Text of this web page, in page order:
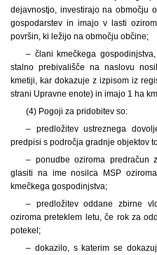
dejavnostjo, investirajo na območju
gospodarstev in imajo v lasti
površin, ki ležijo na območju občine;
– člani kmečkega
stalno prebivališče na naslovu
kmetiji, kar dokazuje z izpisom iz
strani Upravne enote) in imajo 1 ha
(4) Pogoji za pridobitev so:
– predložitev ustreznega
predpisi s področja gradnje objektov
– ponudbe oziroma predračun
glasiti na ime nosilca MSP
kmečkega gospodinjstva;
– predložitev oddane zbirne
oziroma preteklem letu, če rok za
potekel;
– dokazilo, s katerim se